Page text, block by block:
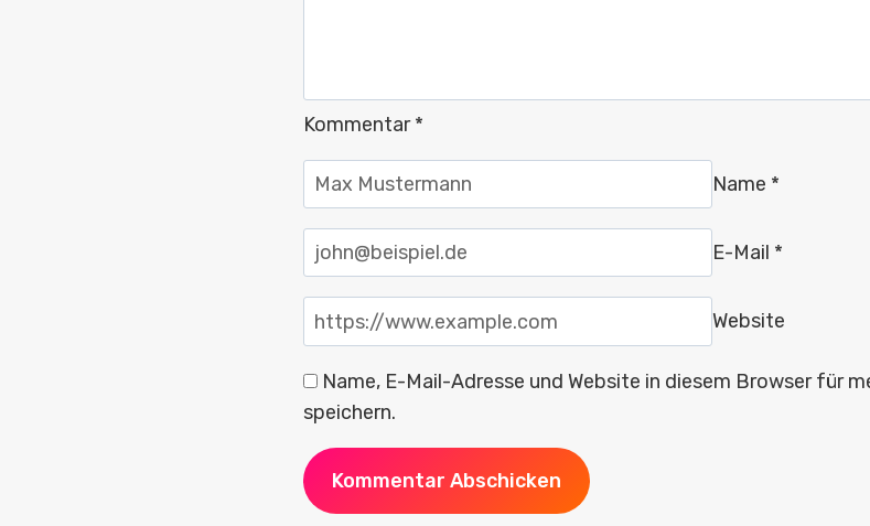
Kommentar*
Name *
E-Mail *
Website
Name, E-Mail-Adresse und Website in diesem Browser für
speichern.